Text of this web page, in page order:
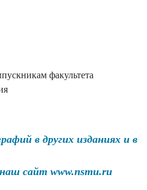
факультета
в других изданиях и в
сайт www.nsmu.ru